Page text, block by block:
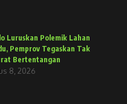
Luruskan Polemik Lahan
Pemprov Tegaskan Tak
Bertentangan
8, 2026